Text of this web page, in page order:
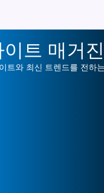
트 매거진
트와 최신 트렌드를 전하